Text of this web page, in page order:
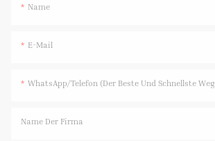
Name
E-Mail
WhatsApp/Telefon (Der Beste Und Schnellste Weg, Eine
Name Der Firma